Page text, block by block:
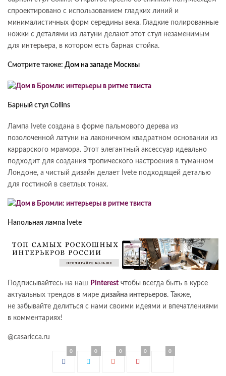
спроектировано с использованием гладких линий и
минималистичных форм середины века. Гладкие полированные
ножки с деталями из латуни делают этот стул незаменимым
для интерьера, в котором есть барная стойка.
Смотрите также: Дом на западе Москвы
Барный стул Collins
Лампа Ivete создана в форме пальмового дерева из
позолоченной латуни на лаконичном квадратном основании из
каррарского мрамора. Этот элегантный аксессуар идеально
подходит для создания тропического настроения в туманном
Лондоне, а чистый дизайн делает Ivete подходящей деталью
для гостиной в светлых тонах.
Напольная лампа Ivete
Подписывайтесь на наш Pinterest чтобы всегда быть в курсе
актуальных трендов в мире дизайна интерьеров. Также,
не забывайте делиться с нами своими идеями и впечатлениями
в комментариях!
@casaricca.ru
0 0 0 0 0